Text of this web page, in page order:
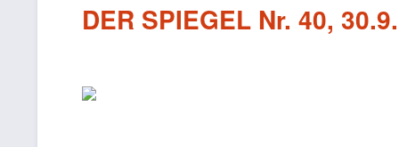
DER SPIEGEL Nr. 40,